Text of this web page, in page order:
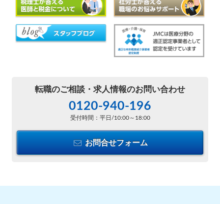
転職のご相談・ 求人情報のお問い合わせ
0120-940-196
受付時間：平日/10:00～18:00
お問合せフォーム